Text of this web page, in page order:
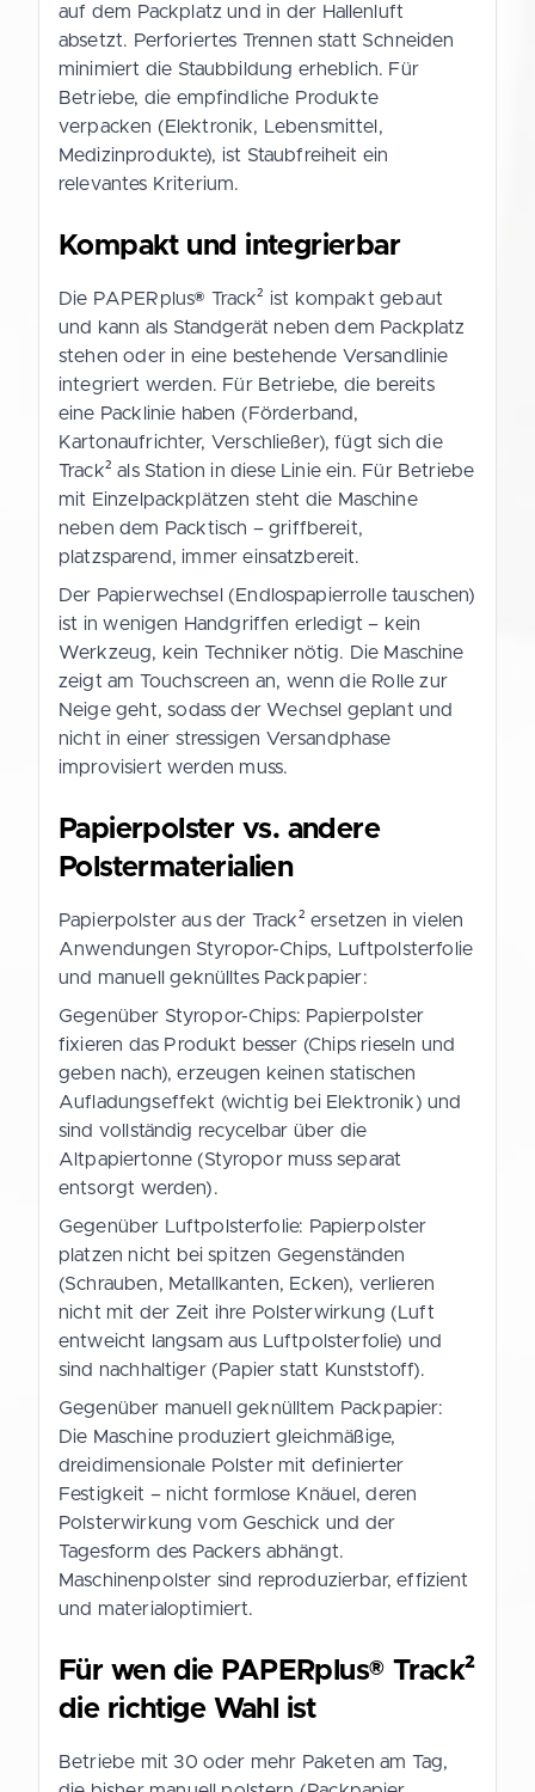
auf dem Packplatz und in der Hallenluft
absetzt. Perforiertes Trennen statt Schneiden
minimiert die Staubbildung erheblich. Für
Betriebe, die empfindliche Produkte
verpacken (Elektronik, Lebensmittel,
Medizinprodukte), ist Staubfreiheit ein
relevantes Kriterium.
Kompakt und integrierbar
Die PAPERplus® Track² ist kompakt gebaut
und kann als Standgerät neben dem Packplatz
stehen oder in eine bestehende Versandlinie
integriert werden. Für Betriebe, die bereits
eine Packlinie haben (Förderband,
Kartonaufrichter, Verschließer), fügt sich die
Track² als Station in diese Linie ein. Für Betriebe
mit Einzelpackplätzen steht die Maschine
neben dem Packtisch – griffbereit,
platzsparend, immer einsatzbereit.
Der Papierwechsel (Endlospapierrolle tauschen)
ist in wenigen Handgriffen erledigt – kein
Werkzeug, kein Techniker nötig. Die Maschine
zeigt am Touchscreen an, wenn die Rolle zur
Neige geht, sodass der Wechsel geplant und
nicht in einer stressigen Versandphase
improvisiert werden muss.
Papierpolster vs. andere
Polstermaterialien
Papierpolster aus der Track² ersetzen in vielen
Anwendungen Styropor-Chips, Luftpolsterfolie
und manuell geknülltes Packpapier:
Gegenüber Styropor-Chips: Papierpolster
fixieren das Produkt besser (Chips rieseln und
geben nach), erzeugen keinen statischen
Aufladungseffekt (wichtig bei Elektronik) und
sind vollständig recycelbar über die
Altpapiertonne (Styropor muss separat
entsorgt werden).
Gegenüber Luftpolsterfolie: Papierpolster
platzen nicht bei spitzen Gegenständen
(Schrauben, Metallkanten, Ecken), verlieren
nicht mit der Zeit ihre Polsterwirkung (Luft
entweicht langsam aus Luftpolsterfolie) und
sind nachhaltiger (Papier statt Kunststoff).
Gegenüber manuell geknülltem Packpapier:
Die Maschine produziert gleichmäßige,
dreidimensionale Polster mit definierter
Festigkeit – nicht formlose Knäuel, deren
Polsterwirkung vom Geschick und der
Tagesform des Packers abhängt.
Maschinenpolster sind reproduzierbar, effizient
und materialoptimiert.
Für wen die PAPERplus® Track²
die richtige Wahl ist
Betriebe mit 30 oder mehr Paketen am Tag,